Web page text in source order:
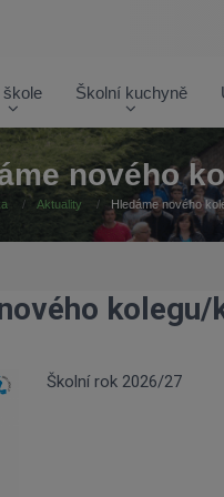
Školní kuchyně
nového
Aktuality Hledáme nového
Školní rok 2026/27